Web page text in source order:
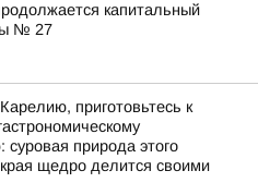
капитальный
№ 27
приготовьтесь к
суровая природа этого
щедро делится своими